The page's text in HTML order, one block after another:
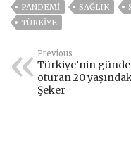
PANDEMİ
SAĞLIK
TÜRKİYE
Previous
Türkiye’nin
oturan 20
Şeker